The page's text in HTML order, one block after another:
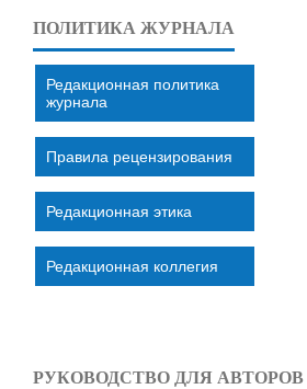
ПОЛИТИКА ЖУРНАЛА
Редакционная политика
журнала
Правила рецензирования
Редакционная этика
Редакционная коллегия
РУКОВОДСТВО ДЛЯ АВТОРОВ